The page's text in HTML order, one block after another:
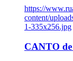
https://
content/
1-335x256.jpg
CANTO de